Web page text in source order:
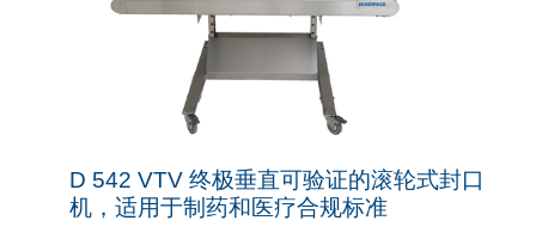
D 542 VTV 终极垂直可验证的滚轮式封口
机，适用于制药和医疗合规标准